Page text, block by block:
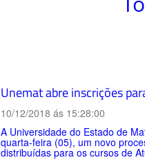
Unemat abre inscrições
10/12/2018 ás 15:28:00
A Universidade do Estado de
quarta-feira (05), um novo
distribuídas para os cursos de